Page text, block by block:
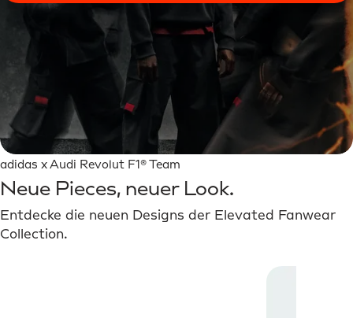
adidas x Audi Revolut F1® Team
Neue Pieces, neuer Look.
Entdecke die neuen Designs der Elevated Fanwear
Collection.